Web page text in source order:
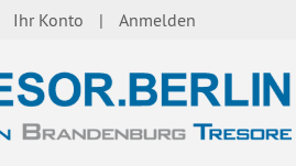
Ihr Konto Anmelden